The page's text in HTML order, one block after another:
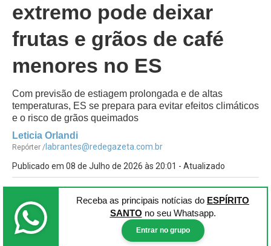
extremo pode deixar
frutas e grãos de café
menores no ES
Com previsão de estiagem prolongada e de altas
temperaturas, ES se prepara para evitar efeitos climáticos
e o risco de grãos queimados
Leticia Orlandi
Repórter / labrantes@redegazeta.com.br
Publicado em 08 de Julho de 2026 às 20:01 - Atualizado
Receba as principais notícias do ESPÍRITO
SANTO no seu Whatsapp.
Entrar no grupo